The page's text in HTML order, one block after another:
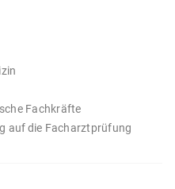
Fachkräfte
auf die Facharztprüfung